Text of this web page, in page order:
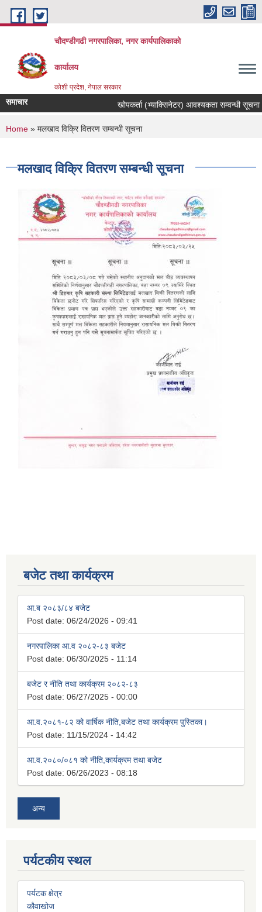
Skip to main content
चौदण्डीगढी नगरपालिका, नगर कार्यपालिकाको
कार्यालय
कोशी प्रदेश, नेपाल सरकार
समाचार खोपकर्ता (भ्याक्सिनेटर) आवश्यकता सम्वन्धी सूचना।
You are here
Home » मलखाद विक्रि वितरण सम्बन्धी सूचना
मलखाद विक्रि वितरण सम्बन्धी सूचना
बजेट तथा कार्यक्रम
आ.ब २०८३/८४ बजेट
Post date: 06/24/2026 - 09:41
नगरपालिका आ.व २०८२-८३ बजेट
Post date: 06/30/2025 - 11:14
बजेट र नीति तथा कार्यक्रम २०८२-८३
Post date: 06/27/2025 - 00:00
आ.व.२०८१-८२ को वार्षिक नीति,बजेट तथा कार्यक्रम पुस्तिका।
Post date: 11/15/2024 - 14:42
आ.व.२०८०/०८१ को नीति,कार्यक्रम तथा बजेट
Post date: 06/26/2023 - 08:18
अन्य
पर्यटकीय स्थल
पर्यटक क्षेत्र
कौवाखोज